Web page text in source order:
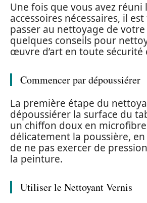
Une fois que vous avez
accessoires nécessaires, il
passer au nettoyage de
quelques conseils pour
œuvre d’art en toute sécurité
Commencer par dépoussiérer
La première étape du
dépoussiérer la surface du
un chiffon doux en
délicatement la poussière,
de ne pas exercer de
la peinture.
Utiliser le Nettoyant Vernis